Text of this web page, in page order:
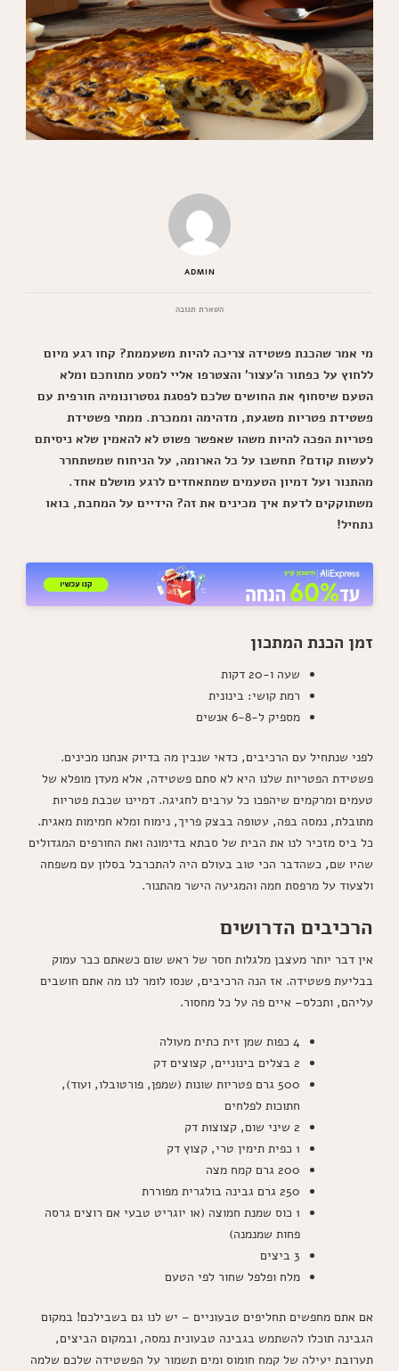
ADMIN
השארת תגובהבנושא
מופלאה
את
לב
מי אמר שהכנת פשטידה צריכה להיות משעממת? קחו רגע מיום
ללחוץ על כפתור ה'עצור' והצטרפו אליי למסע מתוחכם ומלא
הטעם שיסחוף את החושים שלכם לפסגת גסטרונומיה חורפית עם
פשטידת פטריות משגעת, מדהימה וממכרת. ממתי פשטידת
פטריות הפכה להיות משהו שאפשר פשוט לא להאמין שלא ניסיתם
לעשות קודם? תחשבו על כל הארומה, על הניחוח שמשתחרר
מהתנור ועל דמיון הטעמים שמתאחדים לרגע מושלם אחד.
משתוקקים לדעת איך מכינים את זה? הידיים על המחבת, בואו
נתחיל!
זמן הכנת המתכון
שעה ו-20 דקות
רמת קושי: בינונית
מספיק ל-6-8 אנשים
לפני שנתחיל עם הרכיבים, כדאי שנבין מה בדיוק אנחנו מכינים.
פשטידת הפטריות שלנו היא לא סתם פשטידה, אלא מעדן מופלא של
טעמים ומרקמים שיהפכו כל ערבים לחגיגה. דמיינו שכבת פטריות
מתובלת, נמסה בפה, עטופה בבצק פריך, נימוח ומלא חמימות מאגית.
כל ביס מזכיר לנו את הבית של סבתא בדימונה ואת החורפים המגדולים
שהיו שם, כשהדבר הכי טוב בעולם היה להתכרבל בסלון עם משפחה
ולצעוד על מרפסת חמה והמגיעה הישר מהתנור.
הרכיבים הדרושים
אין דבר יותר מעצבן מלגלות חסר של ראש שום כשאתם כבר עמוק
בבליעת פשטידה. אז הנה הרכיבים, שנסו לומר לנו מה אתם חושבים
עליהם, ותכלס– איים פה על כל מחסור.
4 כפות שמן זית כתית מעולה
2 בצלים בינוניים, קצוצים דק
500 גרם פטריות שונות (שמפן, פורטובלו, ועוד),
חתוכות לפלחים
2 שיני שום, קצוצות דק
1 כפית תימין טרי, קצוץ דק
200 גרם קמח מצה
250 גרם גבינה בולגרית מפוררת
1 כוס שמנת חמוצה (או יוגריט טבעי אם רוצים גרסה
פחות שמנמנה)
3 ביצים
מלח ופלפל שחור לפי הטעם
אם אתם מחפשים תחליפים טבעוניים – יש לנו גם בשבילכם! במקום
הגבינה תוכלו להשתמש בגבינה טבעונית נמסה, ובמקום הביצים,
תערובת יעילה של קמח חומוס ומים תשמור על הפשטידה שלכם שלמה